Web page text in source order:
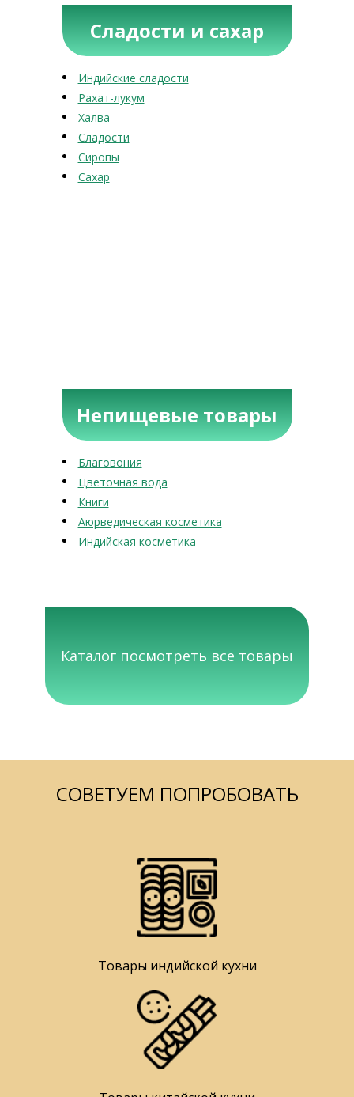
Сладости и сахар
Индийские сладости
Рахат-лукум
Халва
Сладости
Сиропы
Сахар
Непищевые товары
Благовония
Цветочная вода
Книги
Аюрведическая косметика
Индийская косметика
Каталог посмотреть все товары
СОВЕТУЕМ ПОПРОБОВАТЬ
Товары индийской кухни